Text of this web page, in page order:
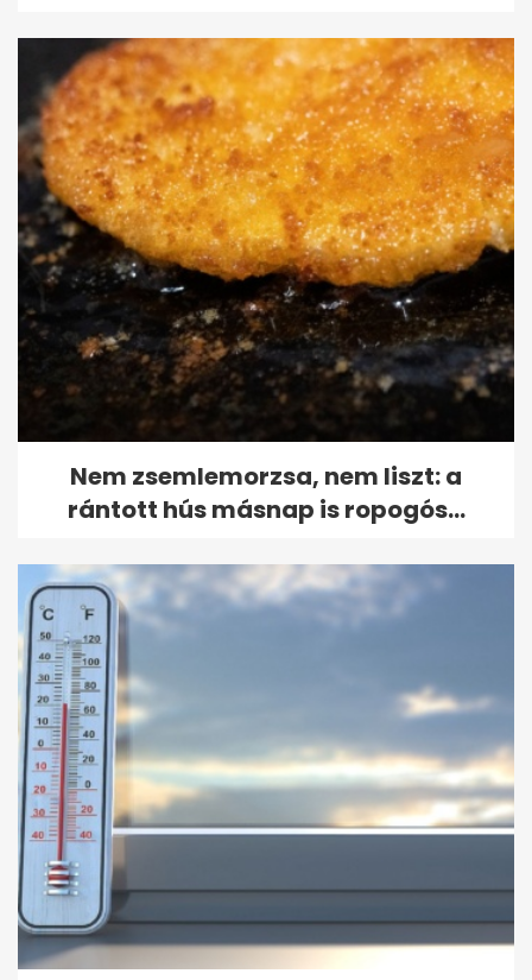
Nem zsemlemorzsa, nem liszt: a
rántott hús másnap is ropogós...